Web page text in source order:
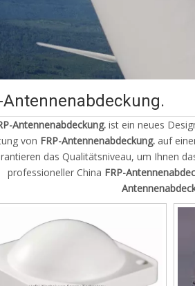
Antennenabdeckung.
Antennenabdeckung. ist ein neues
von FRP-Antennenabdeckung.auf
das Qualitätsniveau, um Ihnen
professioneller China FRP-